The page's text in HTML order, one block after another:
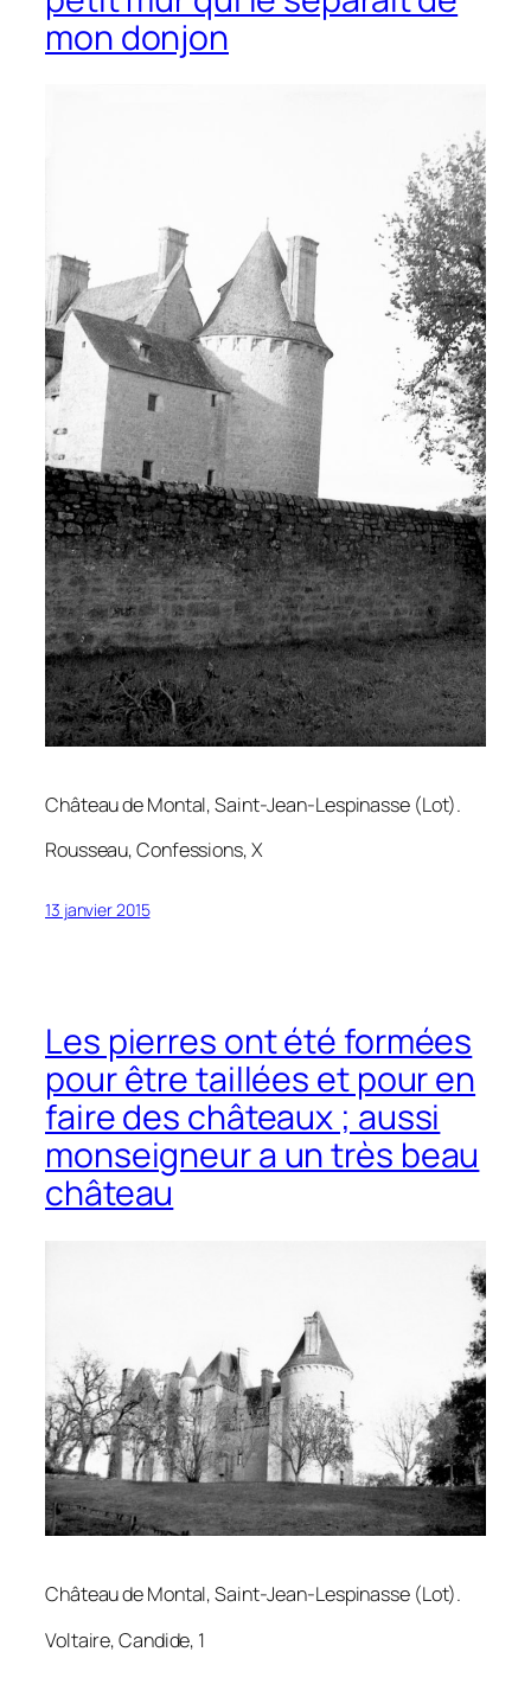
mon donjon
Château de Montal, Saint-Jean-Lespinasse (Lot).
Rousseau,Confessions, X
13 janvier 2015
Les pierres ont été formées
pour être taillées et pour en
faire des châteaux ; aussi
monseigneur a un très beau
château
Château de Montal, Saint-Jean-Lespinasse (Lot).
Voltaire,Candide, 1